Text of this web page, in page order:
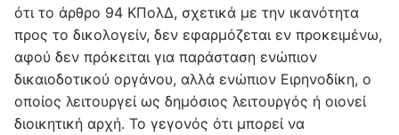
ότι το άρθρο 94 ΚΠολΔ, σχετικά με την ικανότητα
προς το δικολογείν, δεν εφαρμόζεται εν προκειμένω,
αφού δεν πρόκειται για παράσταση ενώπιον
δικαιοδοτικού οργάνου, αλλά ενώπιον Ειρηνοδίκη, ο
οποίος λειτουργεί ως δημόσιος λειτουργός ή οιονεί
διοικητική αρχή. Το γεγονός ότι μπορεί να